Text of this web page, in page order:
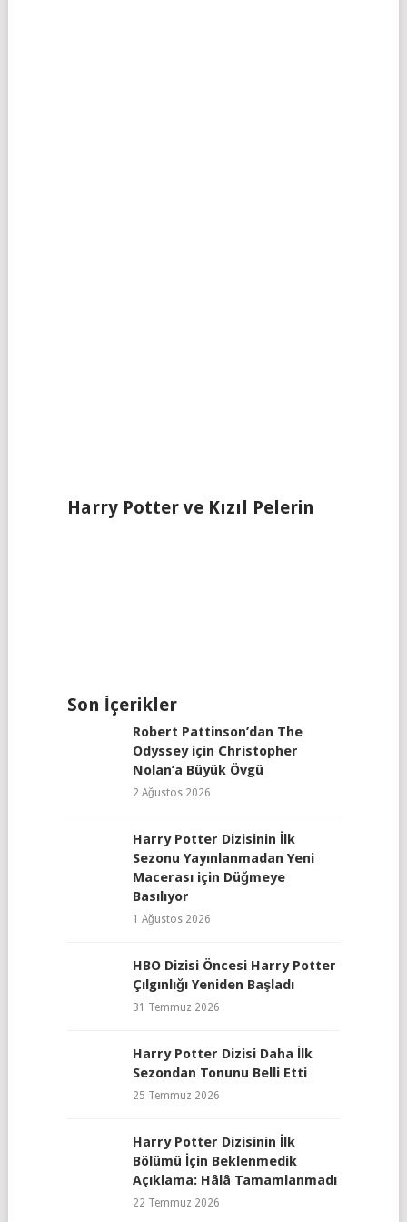
Harry Potter ve Kızıl Pelerin
Son İçerikler
Robert Pattinson’dan The
Odyssey için Christopher
Nolan’a Büyük Övgü
2 Ağustos 2026
Harry Potter Dizisinin İlk
Sezonu Yayınlanmadan Yeni
Macerası için Düğmeye
Basılıyor
1 Ağustos 2026
HBO Dizisi Öncesi Harry Potter
Çılgınlığı Yeniden Başladı
31 Temmuz 2026
Harry Potter Dizisi Daha İlk
Sezondan Tonunu Belli Etti
25 Temmuz 2026
Harry Potter Dizisinin İlk
Bölümü İçin Beklenmedik
Açıklama: Hâlâ Tamamlanmadı
22 Temmuz 2026